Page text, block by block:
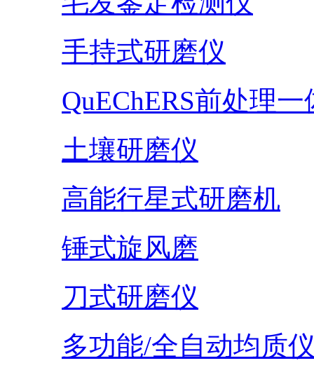
手持式研磨仪
QuEChERS前处理一
土壤研磨仪
高能行星式研磨机
锤式旋风磨
刀式研磨仪
多功能/全自动均质